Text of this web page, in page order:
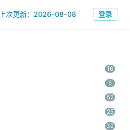
上次更新：2026-08-08 登录
16
5
52
25
32